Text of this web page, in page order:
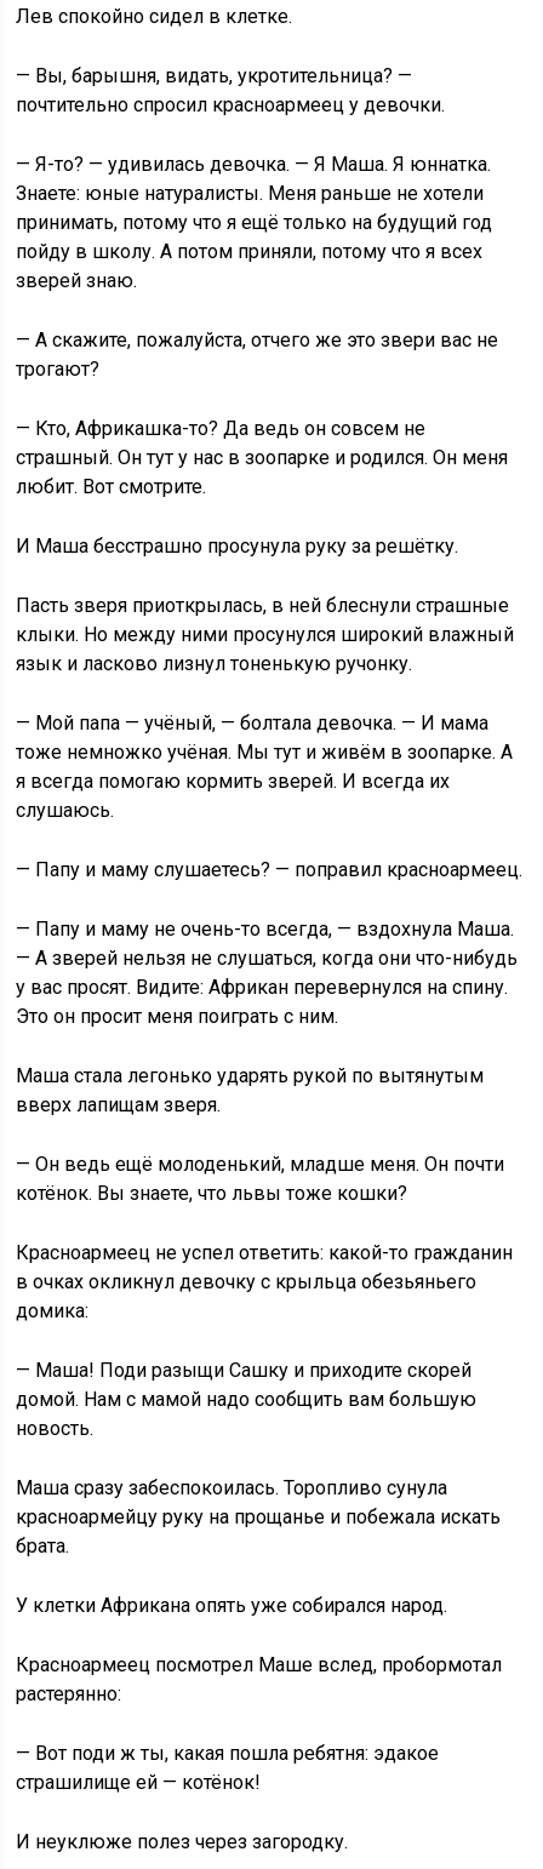
Лев спокойно сидел в клетке.
— Вы, барышня, видать, укротительница? —
почтительно спросил красноармеец у девочки.
— Я-то? — удивилась девочка. — Я Маша. Я юннатка.
Знаете: юные натуралисты. Меня раньше не хотели
принимать, потому что я ещё только на будущий год
пойду в школу. А потом приняли, потому что я всех
зверей знаю.
— А скажите, пожалуйста, отчего же это звери вас не
трогают?
— Кто, Африкашка-то? Да ведь он совсем не
страшный. Он тут у нас в зоопарке и родился. Он меня
любит. Вот смотрите.
И Маша бесстрашно просунула руку за решётку.
Пасть зверя приоткрылась, в ней блеснули страшные
клыки. Но между ними просунулся широкий влажный
язык и ласково лизнул тоненькую ручонку.
— Мой папа — учёный, — болтала девочка. — И мама
тоже немножко учёная. Мы тут и живём в зоопарке. А
я всегда помогаю кормить зверей. И всегда их
слушаюсь.
— Папу и маму слушаетесь? — поправил красноармеец.
— Папу и маму не очень-то всегда, — вздохнула Маша.
— А зверей нельзя не слушаться, когда они что-нибудь
у вас просят. Видите: Африкан перевернулся на спину.
Это он просит меня поиграть с ним.
Маша стала легонько ударять рукой по вытянутым
вверх лапищам зверя.
— Он ведь ещё молоденький, младше меня. Он почти
котёнок. Вы знаете, что львы тоже кошки?
Красноармеец не успел ответить: какой-то гражданин
в очках окликнул девочку с крыльца обезьяньего
домика:
— Маша! Поди разыщи Сашку и приходите скорей
домой. Нам с мамой надо сообщить вам большую
новость.
Маша сразу забеспокоилась. Торопливо сунула
красноармейцу руку на прощанье и побежала искать
брата.
У клетки Африкана опять уже собирался народ.
Красноармеец посмотрел Маше вслед, пробормотал
растерянно:
— Вот поди ж ты, какая пошла ребятня: эдакое
страшилище ей — котёнок!
И неуклюже полез через загородку.